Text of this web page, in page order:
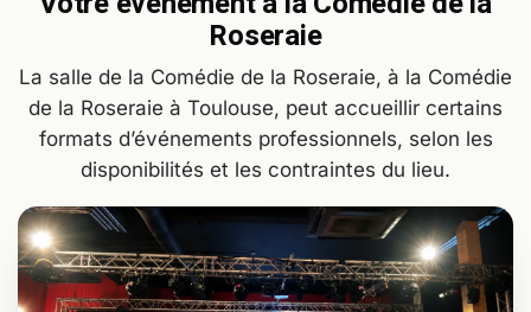
Roseraie
La salle de la Comédie de la Roseraie, à la Comédie
de la Roseraie à Toulouse, peut accueillir certains
formats d’événements professionnels, selon les
disponibilités et les contraintes du lieu.